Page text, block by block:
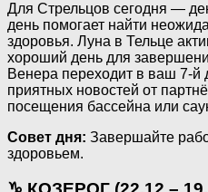
Для Стрельцов сегодня —
день помогает найти
здоровья. Луна в Тельце
хороший день для
Венера переходит в ваш 7-
приятных новостей от
посещения бассейна или
Совет дня: Завершайте
здоровьем.